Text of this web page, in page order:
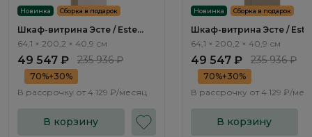
Новинка Сборка в подарок
Шкаф-витрина Эсте / Este
ST524.0
64,1 × 200,2 × 40,9 см
49 547 ₽ 235 936 ₽
70%+30%
В рассрочку от 4 129 ₽/месяц
В корзину
Новинка Сборка в подарок
Шкаф-витрина Эсте / Este
ST524.1
64,1 × 200,2 × 40,9 см
49 547 ₽ 235 936 ₽
70%+30%
В рассрочку от 4 129 ₽/
В корзину